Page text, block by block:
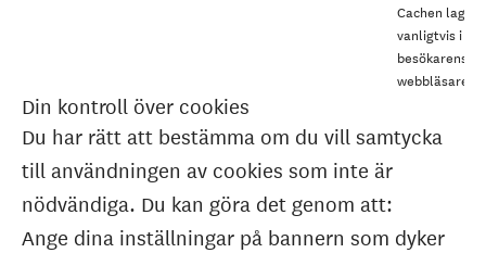
Cachen lagras
vanligtvis i
besökarens
webbläsare.
Din kontroll över cookies
Du har rätt att bestämma om du vill samtycka
till användningen av cookies som inte är
nödvändiga. Du kan göra det genom att:
Ange dina inställningar på bannern som dyker